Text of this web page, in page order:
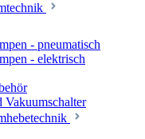
- pneumatisch
- elektrisch